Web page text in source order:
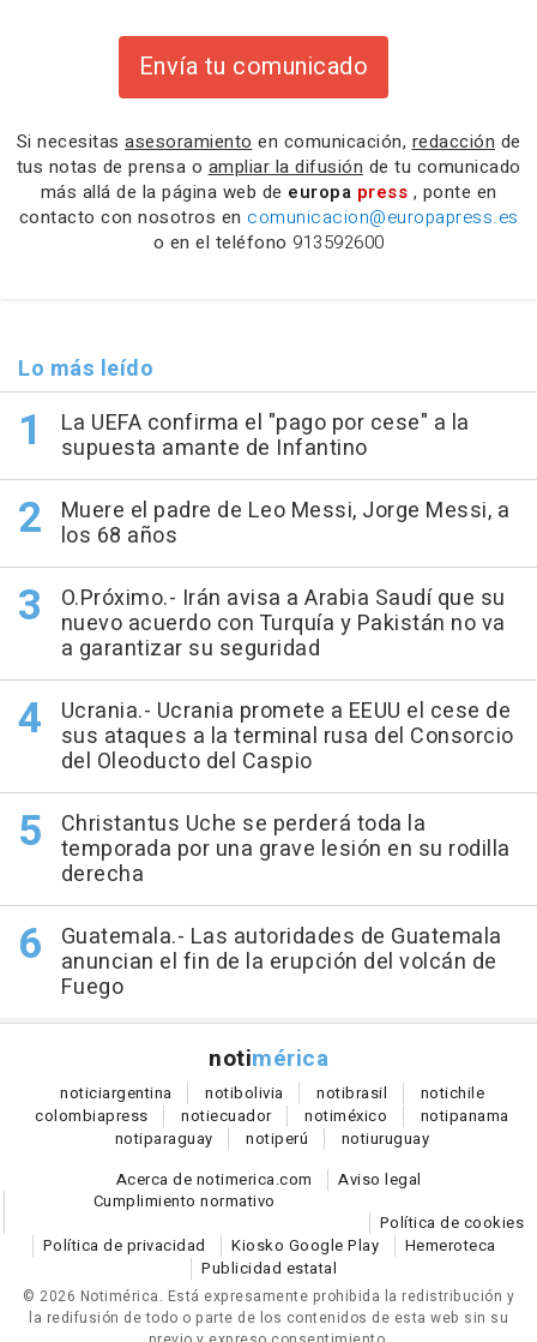
Envía tu comunicado
Si necesitas asesoramiento en comunicación, redacción de
tus notas de prensa o ampliar la difusión de tu comunicado
más allá de la página web de europa press , ponte en
contacto con nosotros en comunicacion@europapress.es
o en el teléfono 913592600
Lo más leído
La UEFA confirma el "pago por cese" a la
supuesta amante de Infantino
Muere el padre de Leo Messi, Jorge Messi, a
los 68 años
O.Próximo.- Irán avisa a Arabia Saudí que su
nuevo acuerdo con Turquía y Pakistán no va
a garantizar su seguridad
Ucrania.- Ucrania promete a EEUU el cese de
sus ataques a la terminal rusa del Consorcio
del Oleoducto del Caspio
Christantus Uche se perderá toda la
temporada por una grave lesión en su rodilla
derecha
Guatemala.- Las autoridades de Guatemala
anuncian el fin de la erupción del volcán de
Fuego
notimérica
noticiargentina notibolivia notibrasil notichile
colombiapress notiecuador notiméxico notipanama
notiparaguay notiperú notiuruguay
Acerca de notimerica.com
Aviso legal
Cumplimiento normativo
Política de cookies
Política de privacidad
Kiosko Google Play
Hemeroteca
Publicidad estatal
© 2026 Notimérica. Está expresamente prohibida la redistribución y
la redifusión de todo o parte de los contenidos de esta web sin su